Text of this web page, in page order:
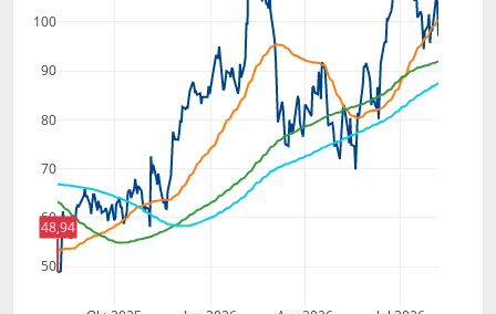
50
60
70
80
90
100
48,94